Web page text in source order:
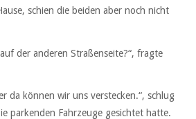
schien die beiden aber noch nicht
der anderen Straßenseite?“, fragte
da können wir uns verstecken.“, schlug
parkenden Fahrzeuge gesichtet hatte.